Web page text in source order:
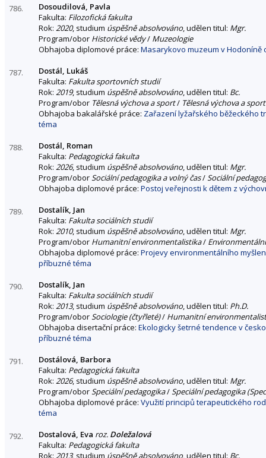
786.
Dosoudilová, Pavla
Fakulta: Filozofická fakulta
Rok: 2020, studium úspěšně absolvováno, udělen titul: Mgr.
Program/obor Historické vědy/ Muzeologie
Obhajoba diplomové práce: Masarykovo muzeum v Hodoníně
787.
Dostál, Lukáš
Fakulta: Fakulta sportovních studií
Rok: 2019, studium úspěšně absolvováno, udělen titul: Bc.
Program/obor Tělesná výchova a sport/ Tělesná výchova a sport
Obhajoba bakalářské práce: Zařazení lyžařského běžeckého
téma
788.
Dostál, Roman
Fakulta: Pedagogická fakulta
Rok: 2026, studium úspěšně absolvováno, udělen titul: Mgr.
Program/oborSociální pedagogika a volný čas/Sociální
Obhajoba diplomové práce: Postoj veřejnosti k dětem z
789.
Dostalík, Jan
Fakulta: Fakulta sociálních studií
Rok: 2010, studium úspěšně absolvováno, udělen titul: Mgr.
Program/obor Humanitní environmentalistika/
Obhajoba diplomové práce: Projevy environmentálního
příbuzné téma
790.
Dostalík, Jan
Fakulta: Fakulta sociálních studií
Rok: 2013, studium úspěšně absolvováno, udělen titul: Ph.D.
Program/oborSociologie (čtyřleté)/ Humanitní
Obhajoba disertační práce: Ekologicky šetrné tendence v
příbuzné téma
791.
Dostálová, Barbora
Fakulta: Pedagogická fakulta
Rok: 2026, studium úspěšně absolvováno, udělen titul: Mgr.
Program/oborSpeciální pedagogika/Speciální pedagogika
Obhajoba diplomové práce: Využití principů terapeutického
téma
792. Dostalová, Eva roz. Doležalová
Fakulta: Pedagogická fakulta
Rok: 2013, studium úspěšně absolvováno, udělen titul: Bc.